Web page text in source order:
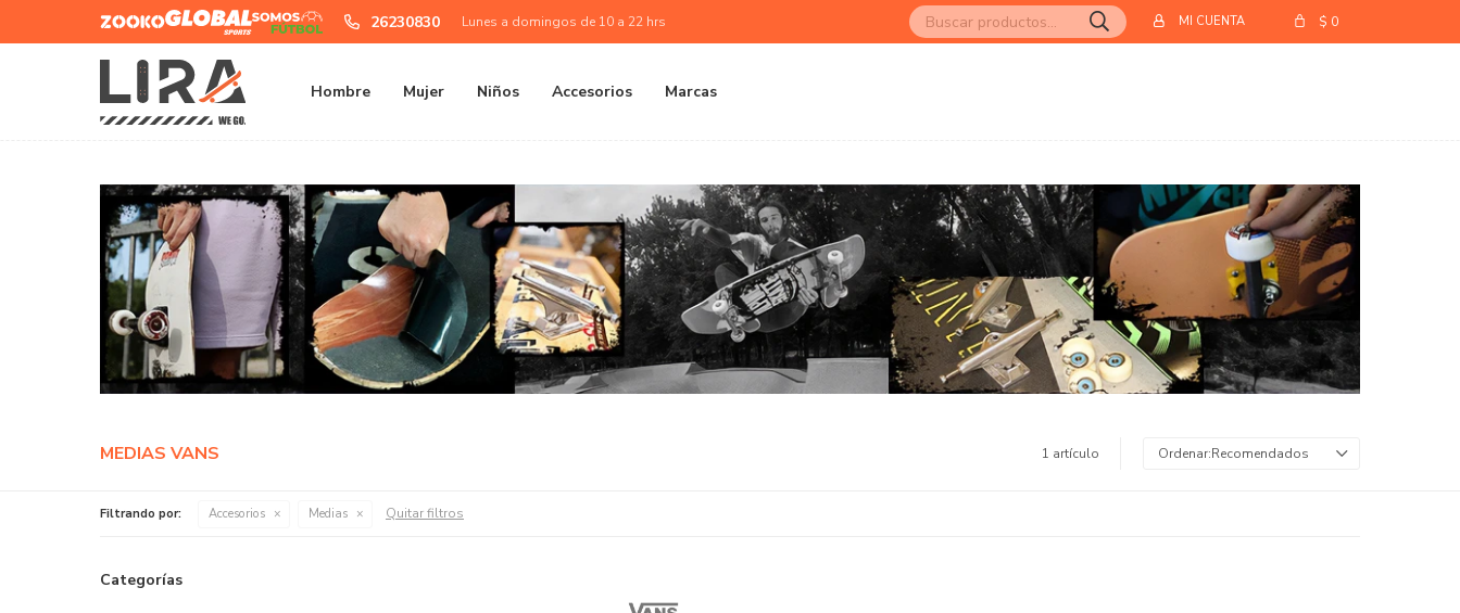
Hombre Mujer Niños Accesorios Marcas
$ 0
Futbol
26230830 Lunes a domingos de 10 a 22 hrs
MEDIAS VANS 1 artículo Recomendados
Filtrando por: Accesorios Medias Quitar filtros
Categorías